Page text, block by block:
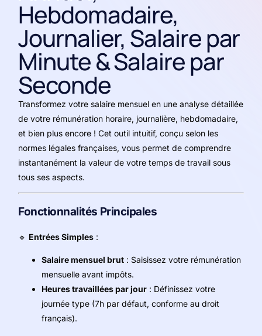
Hebdomadaire,
Journalier, Salaire par
Minute & Salaire par
Seconde
Transformez votre salaire mensuel en une analyse détaillée
de votre rémunération horaire, journalière, hebdomadaire,
et bien plus encore ! Cet outil intuitif, conçu selon les
normes légales françaises, vous permet de comprendre
instantanément la valeur de votre temps de travail sous
tous ses aspects.
Fonctionnalités Principales
🔹 Entrées Simples :
Salaire mensuel brut : Saisissez votre rémunération
mensuelle avant impôts.
Heures travaillées par jour : Définissez votre
journée type (7h par défaut, conforme au droit
français).